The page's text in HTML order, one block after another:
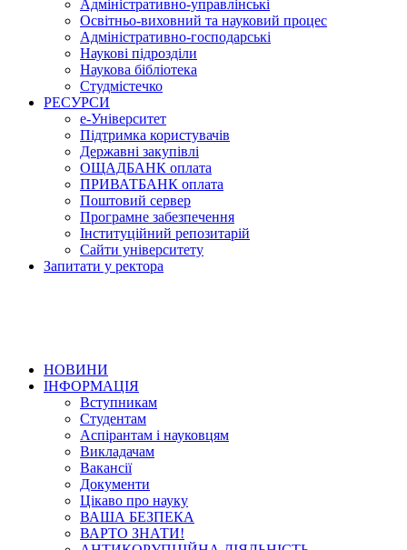
Адміністративно-управлінські
Освітньо-виховний та науковий процес
Адміністративно-господарські
Наукові підрозділи
Наукова бібліотека
Студмістечко
РЕСУРСИ
е-Університет
Підтримка користувачів
Державні закупівлі
ОЩАДБАНК оплата
ПРИВАТБАНК оплата
Поштовий сервер
Програмне забезпечення
Інституційний репозитарій
Сайти університету
Запитати у ректора
НОВИНИ
ІНФОРМАЦІЯ
Вступникам
Студентам
Аспірантам і науковцям
Викладачам
Вакансії
Документи
Цікаво про науку
ВАША БЕЗПЕКА
ВАРТО ЗНАТИ!